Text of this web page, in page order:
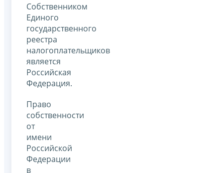
Собственником
Единого
государственного
реестра
налогоплательщиков
является
Российская
Федерация.
Право
собственности
от
имени
Российской
Федерации
в